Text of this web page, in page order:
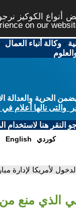
الكوكيز
on our
-وكالة أنباء العمال
والعدالة
نالها أعلام في
هنا لاستخدام
English كوردي
لأمريكا لإدارة
الذي منع